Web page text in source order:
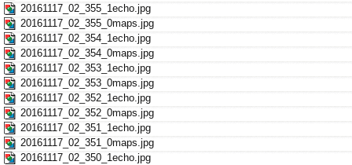
20161117_02_355_1echo.jpg
20161117_02_355_0maps.jpg
20161117_02_354_1echo.jpg
20161117_02_354_0maps.jpg
20161117_02_353_1echo.jpg
20161117_02_353_0maps.jpg
20161117_02_352_1echo.jpg
20161117_02_352_0maps.jpg
20161117_02_351_1echo.jpg
20161117_02_351_0maps.jpg
20161117_02_350_1echo.jpg